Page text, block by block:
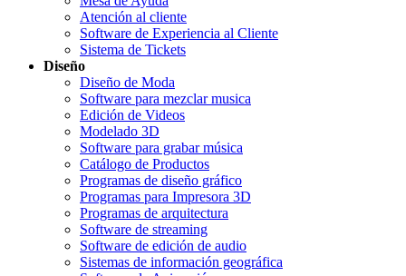
Atención al cliente
Software de Experiencia al Cliente
Sistema de Tickets
Diseño
Diseño de Moda
Software para mezclar musica
Edición de Videos
Modelado 3D
Software para grabar música
Catálogo de Productos
Programas de diseño gráfico
Programas para Impresora 3D
Programas de arquitectura
Software de streaming
Software de edición de audio
Sistemas de información geográfica